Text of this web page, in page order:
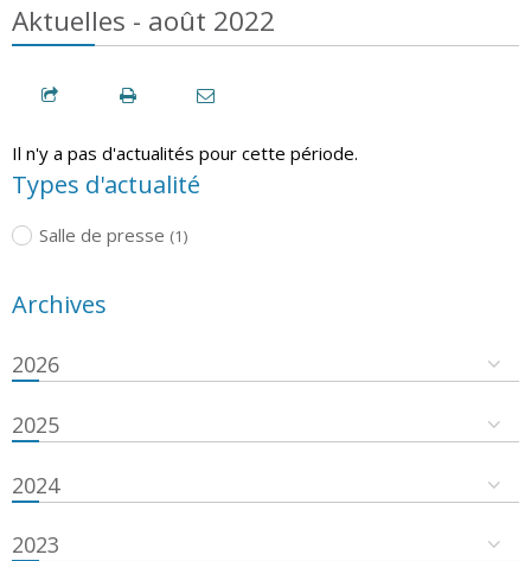
Aktuelles - août 2022
Il n'y a pas d'actualités pour cette période.
Types d'actualité
Salle de presse (1)
Archives
2026
2025
2024
2023